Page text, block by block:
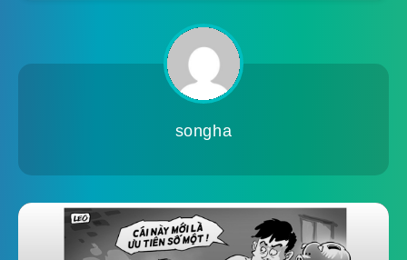
songha